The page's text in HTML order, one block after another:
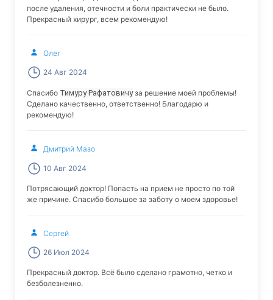
после удаления, отечности и боли практически не было.
Прекрасный хирург, всем рекомендую!
Олег
24 Авг 2024
Спасибо Тимуру Рафатовичуза решение моей проблемы!
Сделано качественно, ответственно! Благодарю и
рекомендую!
Дмитрий Мазо
10 Авг 2024
Потрясающий доктор! Попасть на прием не просто по той
же причине. Спасибо большое за заботу о моем здоровье!
Сергей
26 Июл 2024
Прекрасный доктор. Всё было сделано грамотно, четко и
безболезненно.